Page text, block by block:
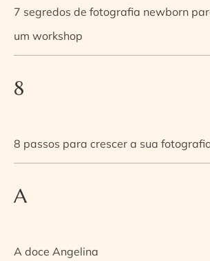
7 segredos de fotografia newborn
um workshop
8
8 passos para crescer a sua
A
A doce Angelina